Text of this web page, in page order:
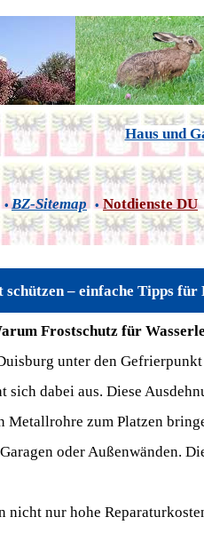
Haus und
•BZ-Sitemap • Notdienste DU
– einfache Tipps
Frostschutz für
unter den
dabei aus. Diese
Metallrohre zum Platzen
oder Außenwänden.
nicht nur hohe